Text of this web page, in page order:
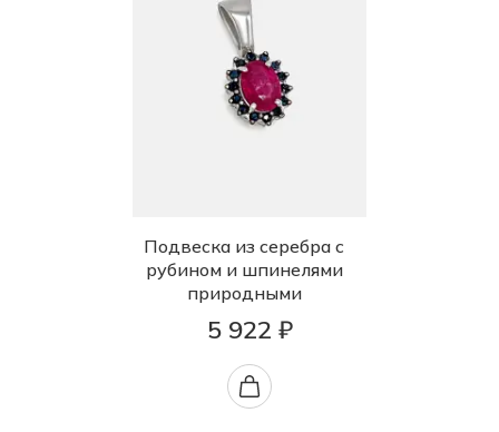
Подвеска из серебра с
рубином и шпинелями
природными
5 922 ₽